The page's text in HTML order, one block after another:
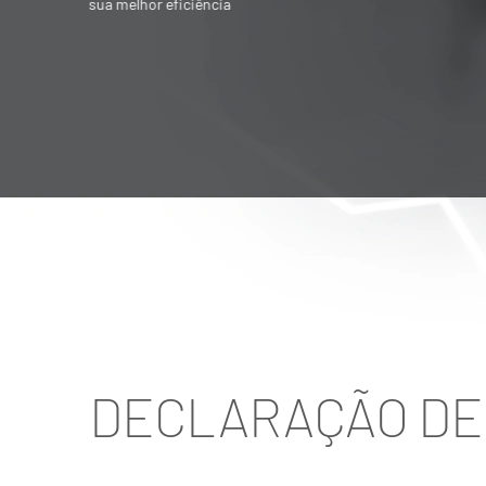
Societária é destinado para quem quer
DECLARAÇÃO